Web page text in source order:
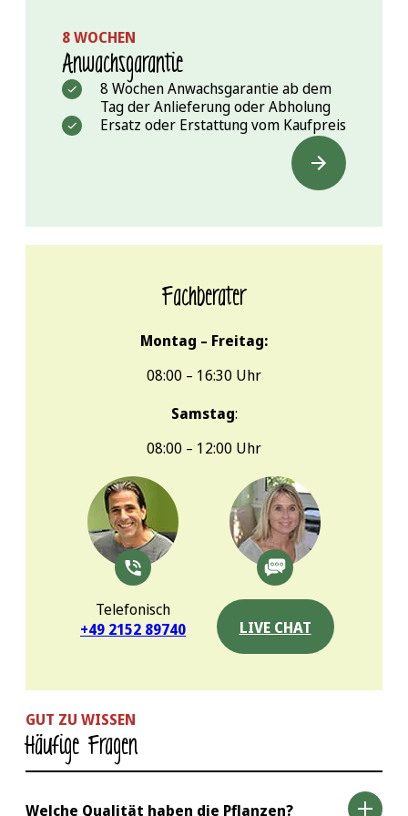
8 WOCHEN
Anwachs­garantie
8 Wochen Anwachsgarantie ab dem
Tag der Anlieferung oder Abholung
Ersatz oder Erstattung vom Kaufpreis
Fachberater
Montag – Freitag:
08:00 – 16:30 Uhr
Samstag:
08:00 – 12:00 Uhr
Telefonisch
+49 2152 89740
LIVE CHAT
GUT ZU WISSEN
Häufige Fragen
Welche Qualität haben die Pflanzen?